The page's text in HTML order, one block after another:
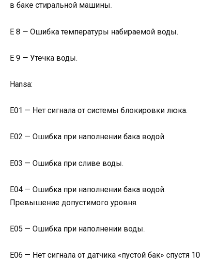
в баке стиральной машины.
E 8 — Ошибка температуры набираемой воды.
E 9 — Утечка воды.
Hansa:
Е01 — Нет сигнала от системы блокировки люка.
Е02 — Ошибка при наполнении бака водой.
Е03 — Ошибка при сливе воды.
Е04 — Ошибка при наполнении бака водой.
Превышение допустимого уровня.
Е05 — Ошибка при наполнении воды.
Е06 — Нет сигнала от датчика «пустой бак» спустя 10